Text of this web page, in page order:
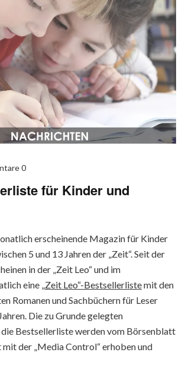
0
für Kinder und
erscheinende Magazin für Kinder
5 und 13 Jahren der „Zeit“. Seit der
in der „Zeit Leo“ und im
eine „Zeit Leo“-Bestsellerlistemit den
Romanen und Sachbüchern für Leser
Die zu Grunde gelegten
Bestsellerliste werden vom Börsenblatt
der „Media Control“ erhoben und